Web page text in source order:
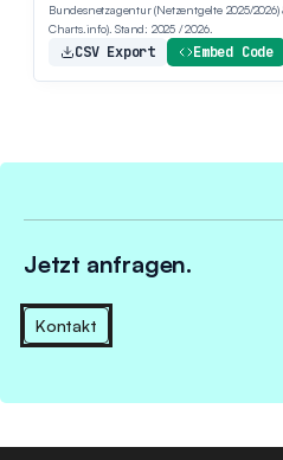
Bundesnetzagentur (Netzentgelte 2025/
Charts.info). Stand: 2025 / 2026.
CSV Export Embed Code
Jetzt anfragen.
Kontakt